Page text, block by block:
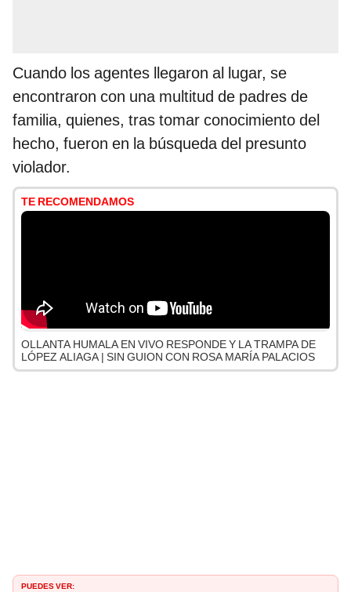
Cuando los agentes llegaron al lugar, se
encontraron con una multitud de padres de
familia, quienes, tras tomar conocimiento del
hecho, fueron en la búsqueda del presunto
violador.
TE RECOMENDAMOS
OLLANTA HUMALA EN VIVO RESPONDE Y LA TRAMPA DE
LÓPEZ ALIAGA | SIN GUION CON ROSA MARÍA PALACIOS
PUEDES VER: